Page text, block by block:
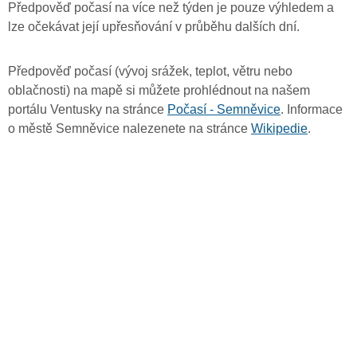
Předpověď počasí na více než týden je pouze výhledem a
lze očekávat její upřesňování v průběhu dalších dní.
Předpověď počasí (vývoj srážek, teplot, větru nebo
oblačnosti) na mapě si můžete prohlédnout na našem
portálu Ventusky na stránce Počasí - Semněvice. Informace
o městě Semněvice nalezenete na stránce Wikipedie.